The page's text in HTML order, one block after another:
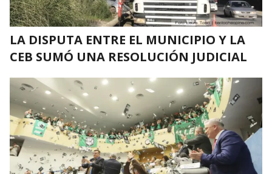
LA DISPUTA ENTRE EL MUNICIPIO Y LA
CEB SUMÓ UNA RESOLUCIÓN JUDICIAL